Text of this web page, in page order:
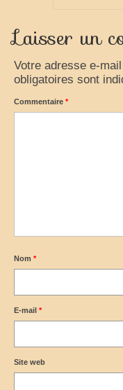
Laisser un
Votre adresse e-
obligatoires sont
Commentaire *
Nom *
E-mail *
Site web